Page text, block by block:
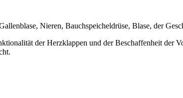
Nieren, Bauchspeicheldrüse, Blase, der
der Herzklappen und der Beschaffenheit der